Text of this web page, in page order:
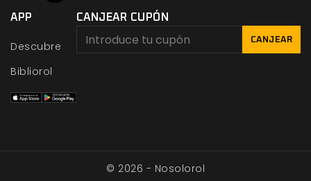
APP
Descubre
Bibliorol
CANJEAR CUPÓN
CANJEAR
© 2026 - Nosolorol